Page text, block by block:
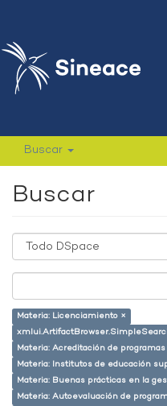
Buscar
Buscar
Materia: Licenciamiento ×
Materia: Acreditación de programas
Materia: Institutos de educación
Materia: Buenas prácticas en la
Materia: Autoevaluación de